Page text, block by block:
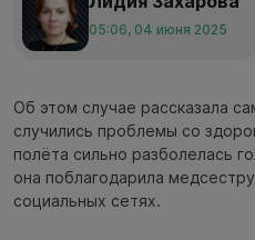
05:06, 04 июня 2025
Об этом случае рассказала
случились проблемы со
полёта сильно разболелась
она поблагодарила
социальных сетях.